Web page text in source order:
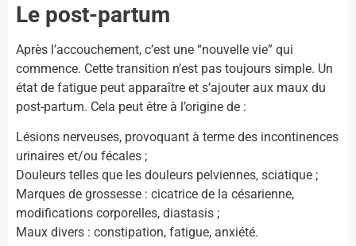
Le post-partum
Après l’accouchement, c’est une “nouvelle vie” qui
commence. Cette transition n’est pas toujours simple. Un
état de fatigue peut apparaître et s’ajouter aux maux du
post-partum. Cela peut être à l’origine de :
Lésions nerveuses, provoquant à terme des incontinences
urinaires et/ou fécales ;
Douleurs telles que les douleurs pelviennes, sciatique ;
Marques de grossesse : cicatrice de la césarienne,
modifications corporelles, diastasis ;
Maux divers : constipation, fatigue, anxiété.